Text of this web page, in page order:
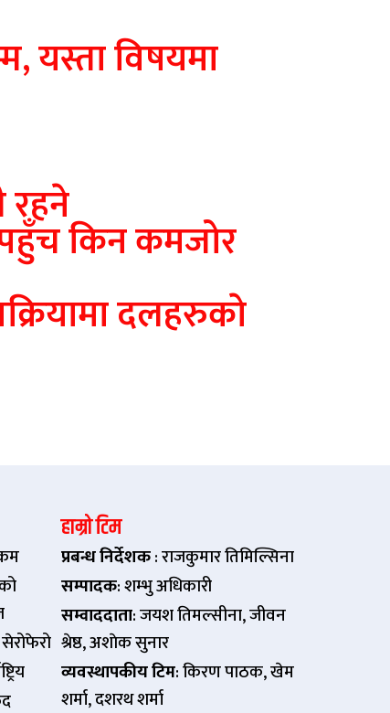
यस्ता विषयमा
किन कमजोर
दलहरुकाे
हाम्रो टिम
प्रबन्ध निर्देशक: राजकुमार तिमिल्सिना
सम्पादक: शम्भु अधिकारी
सम्वाददाता: जयश तिमल्सीना, जीवन
श्रेष्ठ, अशाेक सुनार
व्यवस्थापकीय टिम: किरण पाठक, खेम
शर्मा, दशरथ शर्मा